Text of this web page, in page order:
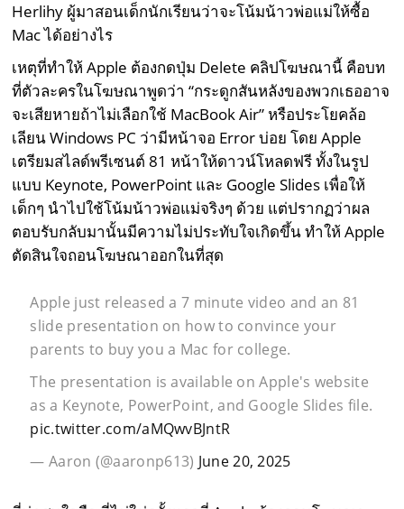
Herlihy ผู้มาสอนเด็กนักเรียนว่าจะโน้มน้าวพ่อแม่ให้ซื้อ
Mac ได้อย่างไร
เหตุที่ทำให้ Apple ต้องกดปุ่ม Delete คลิปโฆษณานี้ คือบท
ที่ตัวละครในโฆษณาพูดว่า “กระดูกสันหลังของพวกเธออาจ
จะเสียหายถ้าไม่เลือกใช้ MacBook Air” หรือประโยคล้อ
เลียน Windows PC ว่ามีหน้าจอ Error บ่อย โดย Apple
เตรียมสไลด์พรีเซนต์ 81 หน้าให้ดาวน์โหลดฟรี ทั้งในรูป
แบบ Keynote, PowerPoint และ Google Slides เพื่อให้
เด็กๆ นำไปใช้โน้มน้าวพ่อแม่จริงๆ ด้วย แต่ปรากฏว่าผล
ตอบรับกลับมานั้นมีความไม่ประทับใจเกิดขึ้น ทำให้ Apple
ตัดสินใจถอนโฆษณาออกในที่สุด
Apple just released a 7 minute video and an 81
slide presentation on how to convince your
parents to buy you a Mac for college.
The presentation is available on Apple's website
as a Keynote, PowerPoint, and Google Slides file.
pic.twitter.com/aMQwvBJntR
— Aaron (@aaronp613) June 20, 2025